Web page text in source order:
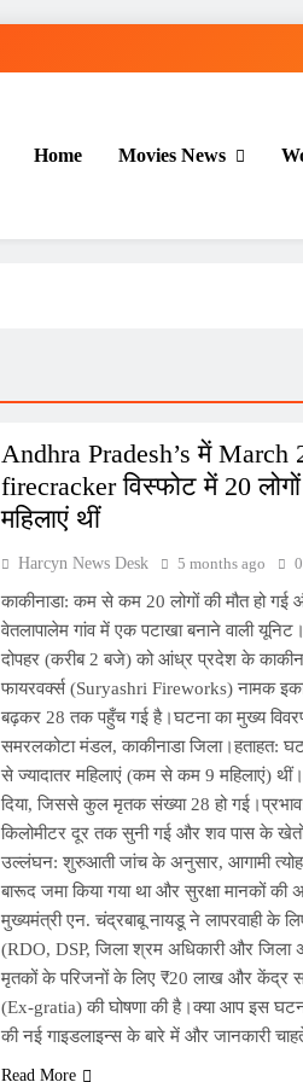
Home Movies News
Andhra Pradesh’s में
firecracker विस्फोट में 20
महिलाएं थीं
Harcyn News Desk 5 months ago 0
काकीनाडा: कम से कम 20 लोगों की मौत हो
वेतलापालेम गांव में एक पटाखा बनाने वाली
दोपहर (करीब 2 बजे) को आंध्र प्रदेश के
फायरवर्क्स (Suryashri Fireworks) नामक
बढ़कर 28 तक पहुँच गई है।घटना का मुख्य
समरलकोटा मंडल, काकीनाडा जिला।हताहत:
से ज्यादातर महिलाएं (कम से कम 9 महिलाएं)
दिया, जिससे कुल मृतक संख्या 28 हो
किलोमीटर दूर तक सुनी गई और शव पास के खेतों
उल्लंघन: शुरुआती जांच के अनुसार, आगामी
बारूद जमा किया गया था और सुरक्षा मानकों की
मुख्यमंत्री एन. चंद्रबाबू नायडू ने लापरवाही के
(RDO, DSP, जिला श्रम अधिकारी और
मृतकों के परिजनों के लिए ₹20 लाख और केंद्र
(Ex-gratia) की घोषणा की है।क्या आप इस
की नई गाइडलाइन्स के बारे में और जानकारी
Read More
Get 30% off